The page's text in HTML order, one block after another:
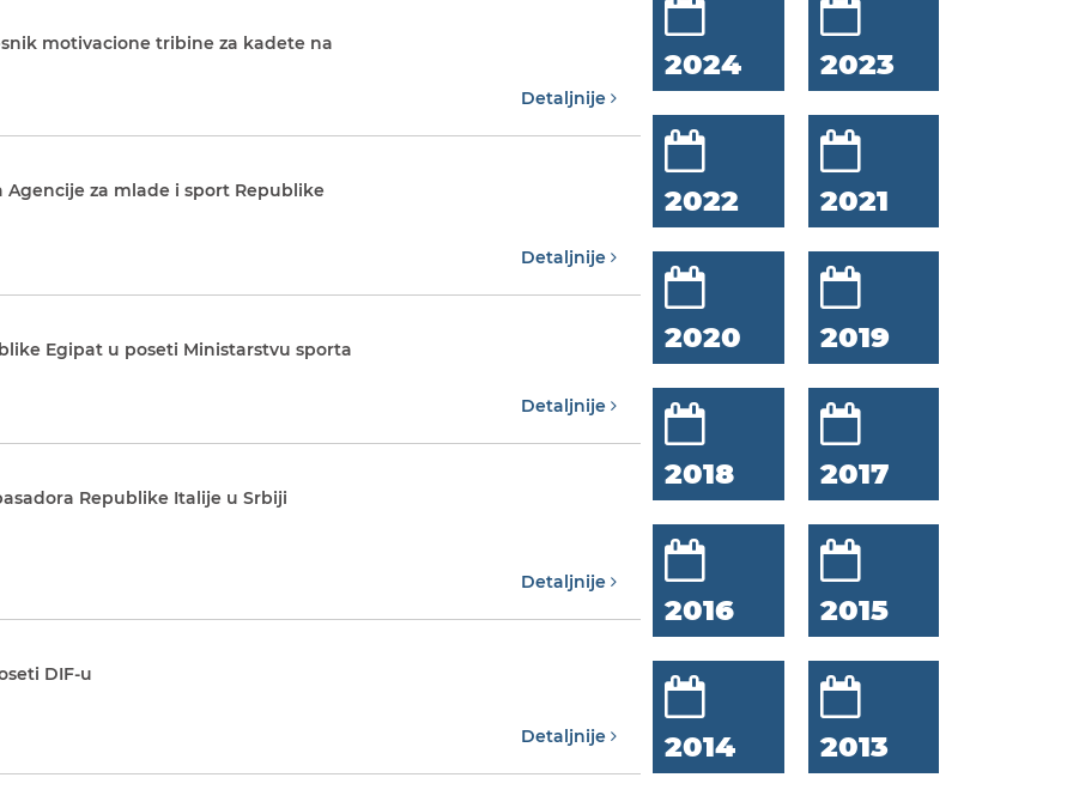
motivacione tribine za kadete na
Detaljnije
za mlade i sport Republike
Detaljnije
Egipat u poseti Ministarstvu sporta
Detaljnije
Republike Italije u Srbiji
Detaljnije
DIF-u
Detaljnije
2024 2023
2022 2021
2020 2019
2018 2017
2016 2015
2014 2013